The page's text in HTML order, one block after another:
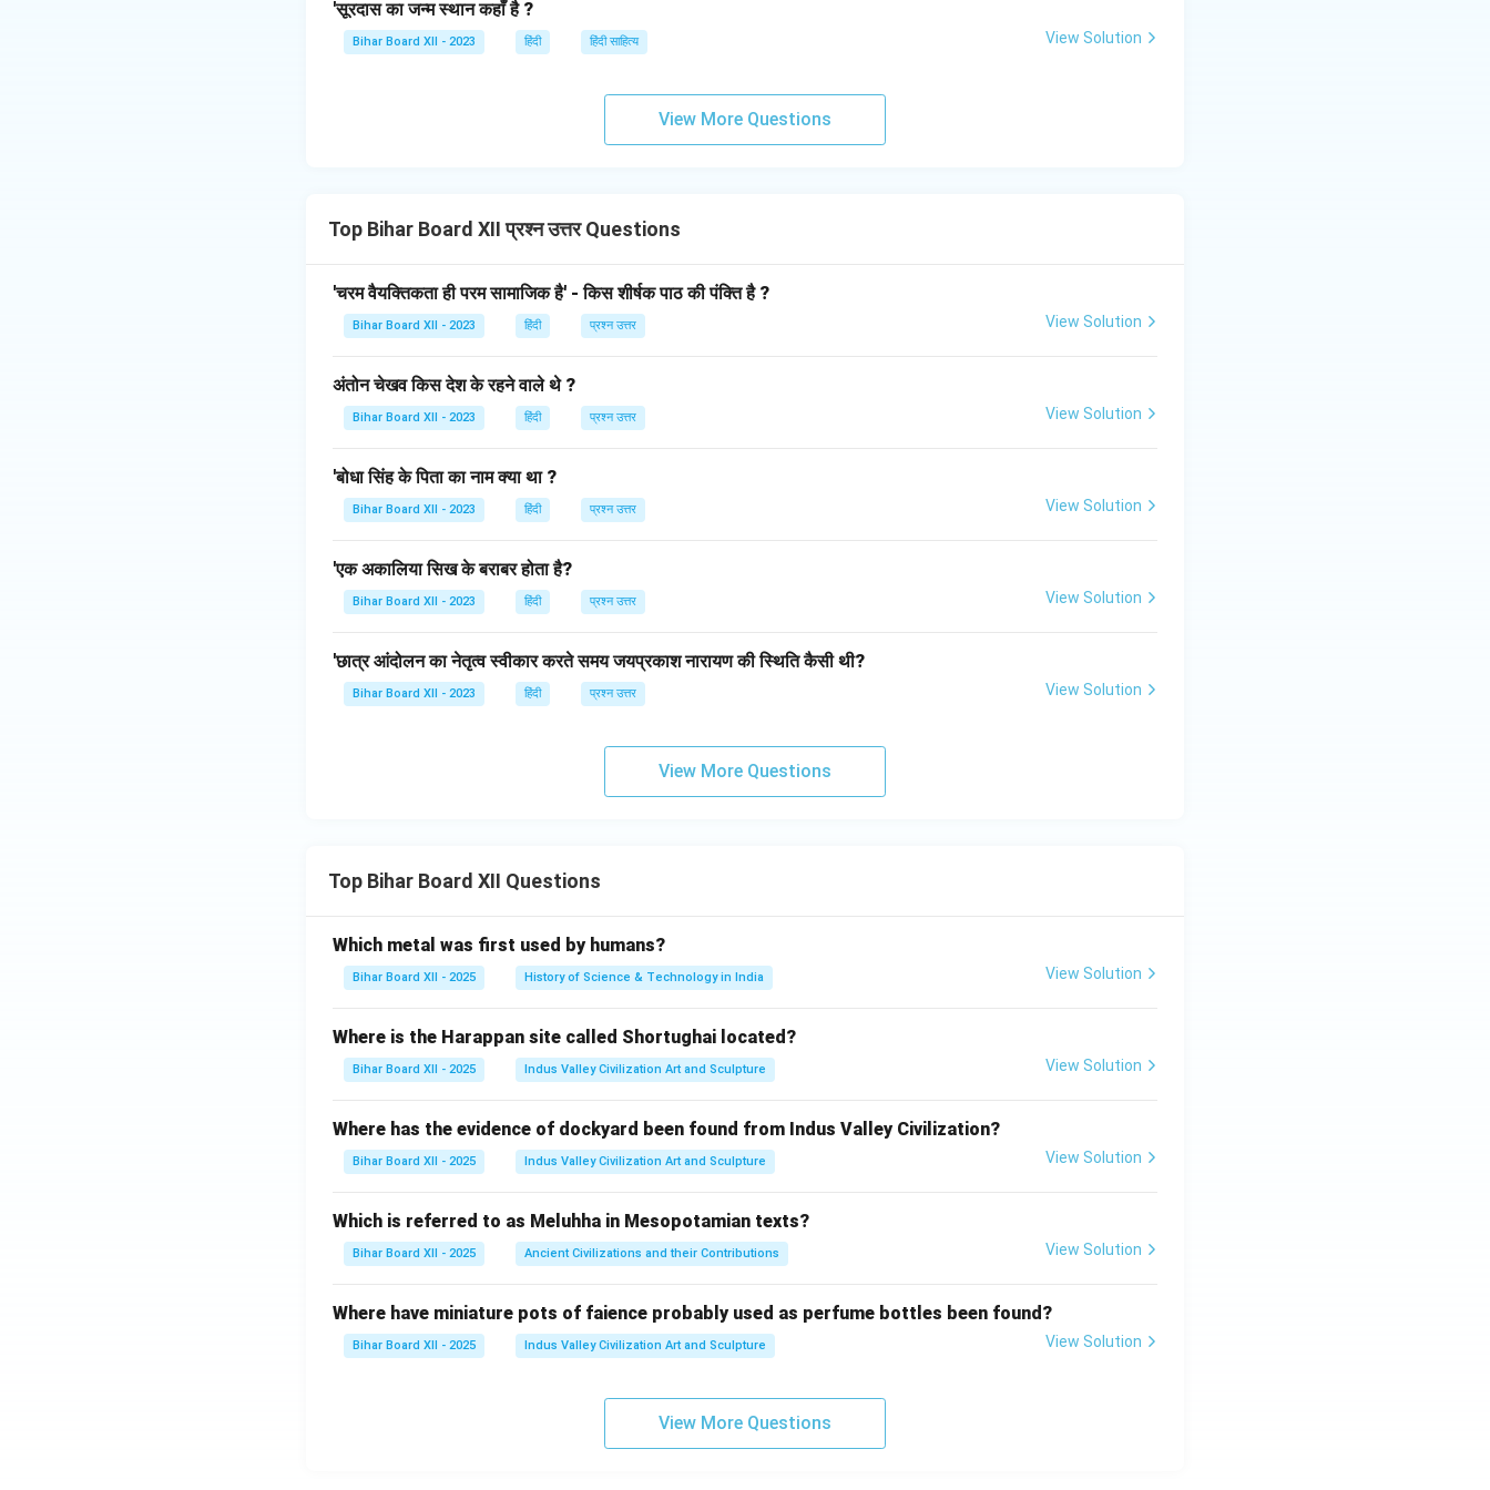
'सूरदास का जन्म स्थान कहाँ है ?
Bihar Board XII - 2023 हिंदी हिंदी साहित्य View Solution
View More Questions
Top Bihar Board XII प्रश्न उत्तर Questions
'चरम वैयक्तिकता ही परम सामाजिक है' - किस शीर्षक पाठ की पंक्ति है ?
Bihar Board XII - 2023 हिंदी प्रश्न उत्तर View Solution
अंतोन चेखव किस देश के रहने वाले थे ?
Bihar Board XII - 2023 हिंदी प्रश्न उत्तर View Solution
'बोधा सिंह के पिता का नाम क्या था ?
Bihar Board XII - 2023 हिंदी प्रश्न उत्तर View Solution
'एक अकालिया सिख के बराबर होता है?
Bihar Board XII - 2023 हिंदी प्रश्न उत्तर View Solution
'छात्र आंदोलन का नेतृत्व स्वीकार करते समय जयप्रकाश नारायण की स्थिति कैसी थी?
Bihar Board XII - 2023 हिंदी प्रश्न उत्तर View Solution
View More Questions
Top Bihar Board XII Questions
Which metal was first used by humans?
Bihar Board XII - 2025 History of Science & Technology in India View Solution
Where is the Harappan site called Shortughai located?
Bihar Board XII - 2025 Indus Valley Civilization Art and Sculpture View Solution
Where has the evidence of dockyard been found from Indus Valley Civilization?
Bihar Board XII - 2025 Indus Valley Civilization Art and Sculpture View Solution
Which is referred to as Meluhha in Mesopotamian texts?
Bihar Board XII - 2025 Ancient Civilizations and their Contributions View Solution
Where have miniature pots of faience probably used as perfume bottles been found?
Bihar Board XII - 2025 Indus Valley Civilization Art and Sculpture View Solution
View More Questions